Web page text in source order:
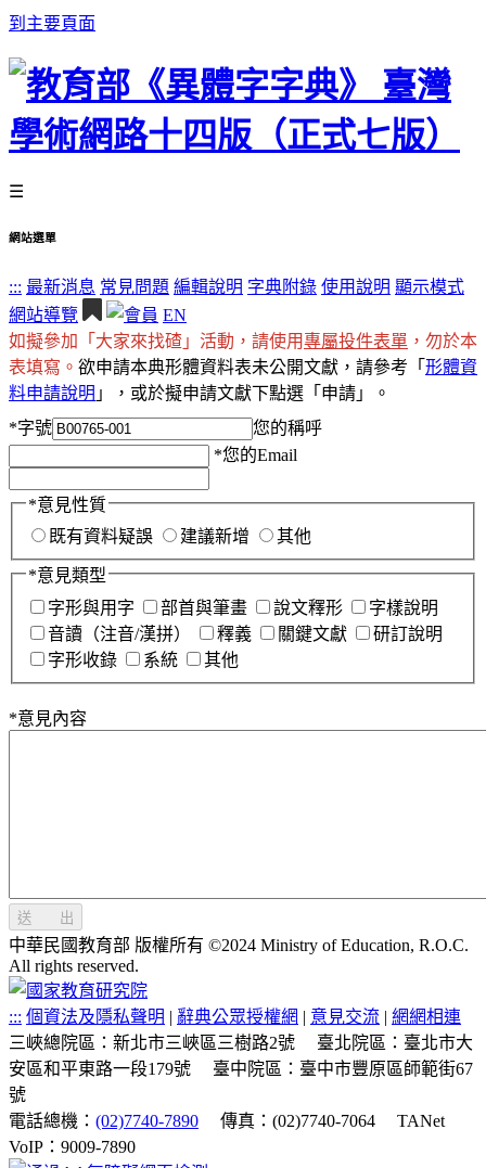
到主要頁面
☰
網站選單
::: 最新消息 常見問題 編輯說明 字典附錄 使用說明 顯示模式
網站導覽
EN
如擬參加「大家來找碴」活動，請使用專屬投件表單 ，勿於本
表填寫。 欲申請本典形體資料表未公開文獻，請參考「 形體資
料申請說明 」，或於擬申請文獻下點選「申請」。
*字號
您的稱呼
*您的Email
*意見性質
既有資料疑誤
建議新增 其他
*意見類型
字形與用字
部首與筆畫 說文釋形
字樣說明
音讀（注音/漢拼）
釋義 關鍵文獻
研訂說明
字形收錄
系統 其他
*意見內容
送 出
中華民國教育部 版權所有 ©2024 Ministry of Education, R.O.C.
All rights reserved.
::: 個資法及隱私聲明 | 辭典公眾授權網 | 意見交流 | 網網相連
三峽總院區：新北市三峽區三樹路2號
臺北院區：臺北市大
安區和平東路一段179號
臺中院區：臺中市豐原區師範街67
號
電話總機： (02)7740-7890 傳真：(02)7740-7064
TANet
VoIP：9009-7890